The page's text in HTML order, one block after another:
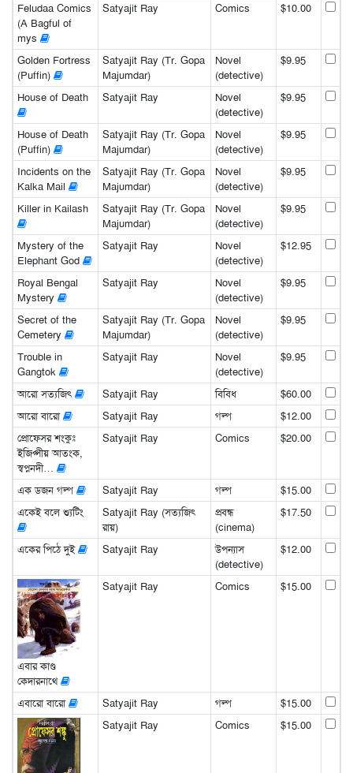
Feludaa Comics
(A Bagful of
mys
Satyajit Ray Comics $10.00
Golden Fortress
(Puffin)
Satyajit Ray (Tr. Gopa
Majumdar)
Novel
(detective)
$9.95
House of Death Satyajit Ray
Novel
(detective)
$9.95
House of Death
(Puffin)
Satyajit Ray (Tr. Gopa
Majumdar)
Novel
(detective)
$9.95
Incidents on the
Kalka Mail
Satyajit Ray (Tr. Gopa
Majumdar)
Novel
(detective)
$9.95
Killer in Kailash
Satyajit Ray (Tr. Gopa
Majumdar)
Novel
(detective)
$9.95
Mystery of the
Elephant God
Satyajit Ray
Novel
(detective)
$12.95
Royal Bengal
Mystery
Satyajit Ray
Novel
(detective)
$9.95
Secret of the
Cemetery
Satyajit Ray (Tr. Gopa
Majumdar)
Novel
(detective)
$9.95
Trouble in
Gangtok
Satyajit Ray
Novel
(detective)
$9.95
আরো সত্যজিৎ Satyajit Ray বিবিধ
$60.00
আরো বারো
Satyajit Ray গল্প
$12.00
প্রোফেসর শংকুঃ
ইজিপ্সীয় আতংক,
স্বপ্ননদী…
Satyajit Ray Comics $20.00
এক ডজন গল্প Satyajit Ray গল্প
$15.00
একেই বলে শ্যুটিং
Satyajit Ray (সত্যজিৎ
রায়)
প্রবন্ধ
(cinema)
$17.50
একের পিঠে দুই Satyajit Ray
উপন্যাস
(detective)
$12.00
এবার কাণ্ড
কেদারনাথে
Satyajit Ray Comics $15.00
এবারো বারো Satyajit Ray গল্প
$15.00
Satyajit Ray
Comics $15.00